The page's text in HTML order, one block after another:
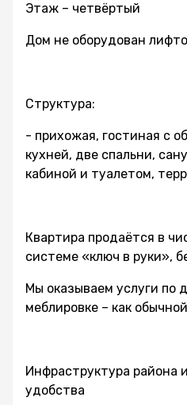
Этаж – четвёртый
Дом не оборудован
Структура:
- прихожая, гостиная с
кухней, две спальни,
кабиной и туалетом,
Квартира продаётся в
системе «ключ в руки»,
Мы оказываем услуги по
меблировке – как
Инфраструктура района
удобства